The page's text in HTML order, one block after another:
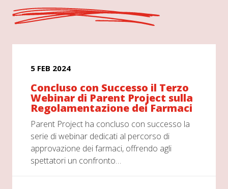
5 FEB 2024
Concluso con Successo il Terzo
Webinar di Parent Project sulla
Regolamentazione dei Farmaci
Parent Project ha concluso con successo la
serie di webinar dedicati al percorso di
approvazione dei farmaci, offrendo agli
spettatori un confronto…